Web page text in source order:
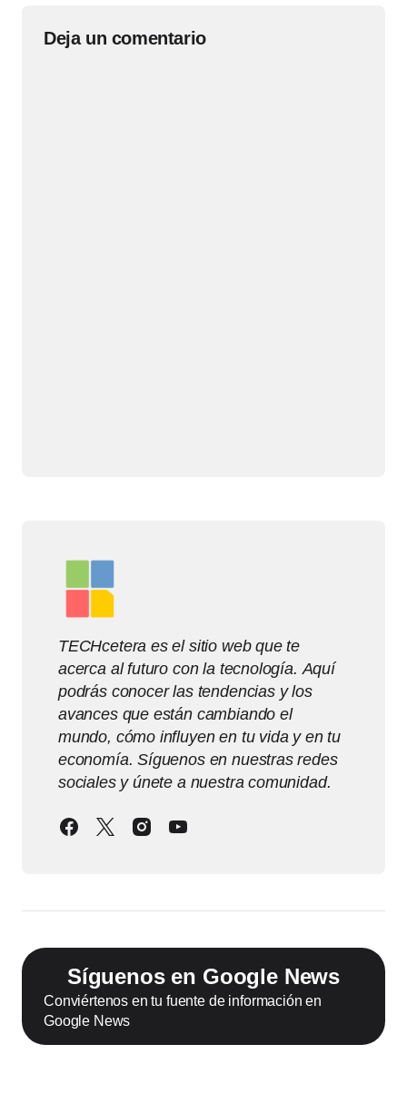
Deja un comentario
TECHcetera es el sitio web que te
acerca al futuro con la tecnología. Aquí
podrás conocer las tendencias y los
avances que están cambiando el
mundo, cómo influyen en tu vida y en tu
economía. Síguenos en nuestras redes
sociales y únete a nuestra comunidad.
Síguenos en Google News
Conviértenos en tu fuente de información en
Google News